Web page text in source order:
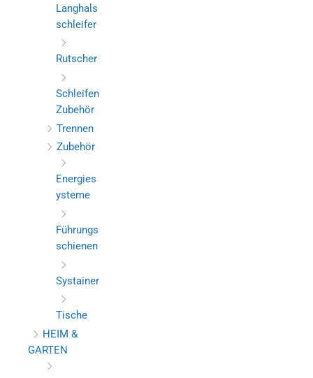
Langhals
schleifer
Rutscher
Schleifen
Zubehör
Trennen
Zubehör
Energies
ysteme
Führungs
schienen
Systainer
Tische
HEIM &
GARTEN